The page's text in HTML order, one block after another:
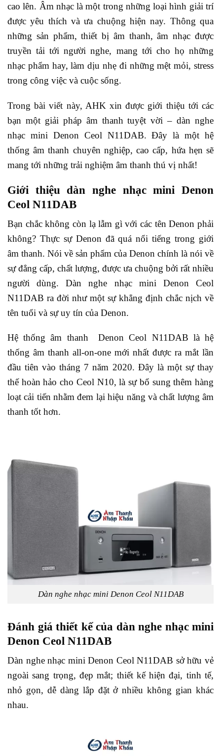
cao lên. Âm nhạc là một trong những loại hình giải trí
được yêu thích và ưa chuộng hiện nay. Thông qua
những sản phẩm, thiết bị âm thanh, âm nhạc được
truyền tải tới người nghe, mang tới cho họ những
nhạc phẩm hay, làm dịu nhẹ đi những mệt mỏi, stress
trong công việc và cuộc sống.
Trong bài viết này, AHK xin được giới thiệu tới các
bạn một giải pháp âm thanh tuyệt vời – dàn nghe
nhạc mini Denon Ceol N11DAB. Đây là một hệ
thống âm thanh chuyên nghiệp, cao cấp, hứa hẹn sẽ
mang tới những trải nghiệm âm thanh thú vị nhất!
Giới thiệu dàn nghe nhạc mini Denon
Ceol N11DAB
Bạn chắc không còn lạ lẫm gì với các tên Denon phải
không? Thực sự Denon đã quá nổi tiếng trong giới
âm thanh. Nói về sản phẩm của Denon chính là nói về
sự đẳng cấp, chất lượng, được ưa chuộng bởi rất nhiều
người dùng. Dàn nghe nhạc mini Denon Ceol
N11DAB ra đời như một sự khẳng định chắc nịch về
tên tuổi và sự uy tín của Denon.
Hệ thống âm thanh Denon Ceol N11DAB là hệ
thống âm thanh all-on-one mới nhất được ra mắt lần
đầu tiên vào tháng 7 năm 2020. Đây là một sự thay
thế hoàn hảo cho Ceol N10, là sự bổ sung thêm hàng
loạt cải tiến nhằm đem lại hiệu năng và chất lượng âm
thanh tốt hơn.
Dàn nghe nhạc mini Denon Ceol N11DAB
Đánh giá thiết kế của dàn nghe nhạc mini
Denon Ceol N11DAB
Dàn nghe nhạc mini Denon Ceol N11DAB sở hữu vẻ
ngoài sang trọng, đẹp mắt; thiết kế hiện đại, tinh tế,
nhỏ gọn, dễ dàng lắp đặt ở nhiều không gian khác
nhau.